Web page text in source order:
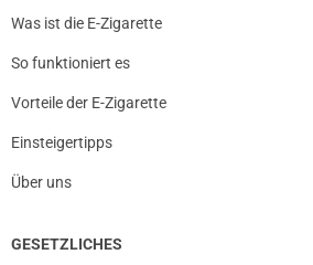
Was ist die E-Zigarette
So funktioniert es
Vorteile der E-Zigarette
Einsteigertipps
Über uns
GESETZLICHES